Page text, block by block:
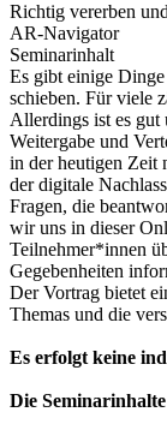
Richtig vererben
AR-Navigator
Seminarinhalt
Es gibt einige
schieben. Für viele
Allerdings ist es
Weitergabe und
in der heutigen Zeit
der digitale
Fragen, die
wir uns in dieser
Teilnehmer*innen
Gegebenheiten
Der Vortrag bietet
Themas und die
Es erfolgt keine
Die